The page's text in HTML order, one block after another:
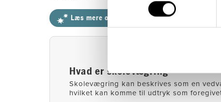
Læs mere om Sputniks Skolevægringspakke
Hvad er skolevægring
Skolevægring kan beskrives som en
hvilket kan komme til udtryk som